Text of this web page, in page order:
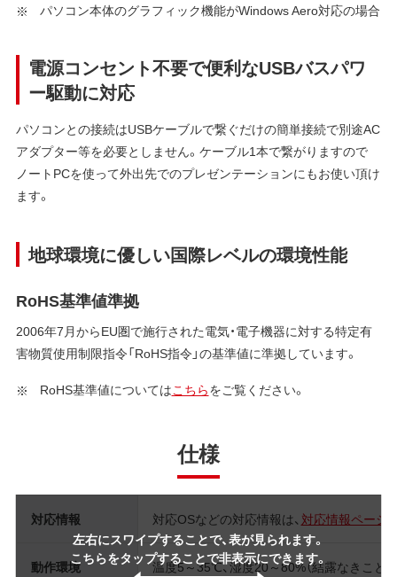
パソコン本体のグラフィック機能がWindows Aero対応の場合
電源コンセント不要で便利なUSBバスパワ
ー駆動に対応
パソコンとの接続はUSBケーブルで繋ぐだけの簡単接続で別途AC
アダプター等を必要としません。ケーブル1本で繋がりますので
ノートPCを使って外出先でのプレゼンテーションにもお使い頂け
ます。
地球環境に優しい国際レベルの環境性能
RoHS基準値準拠
2006年7月からEU圏で施行された電気・電子機器に対する特定有
害物質使用制限指令「RoHS指令」の基準値に準拠しています。
RoHS基準値についてはこちらをご覧ください。
仕様
左右にスワイプすることで、表が見られます。
こちらをタップすることで非表示にできます。
対応情報 対応OSなどの対応情報は、 対応情報ページ
動作環境 温度5～35℃、湿度20～80%（結露なきこと）